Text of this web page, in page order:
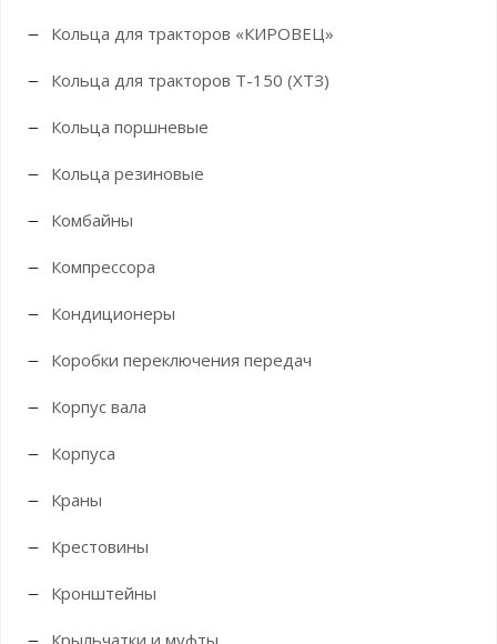
Кольца для тракторов «КИРОВЕЦ»
Кольца для тракторов Т-150 (ХТЗ)
Кольца поршневые
Кольца резиновые
Комбайны
Компрессора
Кондиционеры
Коробки переключения передач
Корпус вала
Корпуса
Краны
Крестовины
Кронштейны
Крыльчатки и муфты